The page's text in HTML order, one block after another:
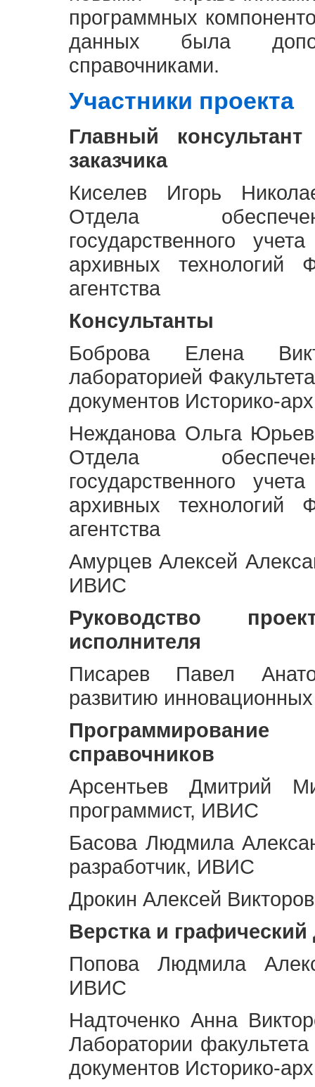
программных
данных была
справочниками.
Участники проекта
Главный
заказчика
Киселев Игорь
Отдела
государственного
архивных технологий
агентства
Консультанты
Боброва Елена
лабораторией
документов Историко-
Нежданова Ольга
Отдела
государственного
архивных технологий
агентства
Амурцев Алексей
ИВИС
Руководство
исполнителя
Писарев Павел
развитию
Программирование
справочников
Арсентьев Дмитрий
программист, ИВИС
Басова Людмила
разработчик, ИВИС
Дрокин Алексей
Верстка и графический
Попова Людмила
ИВИС
Надточенко Анна
Лаборатории
документов Историко-